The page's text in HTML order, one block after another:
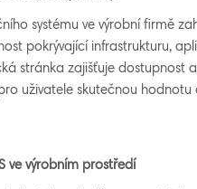
systému ve výrobní firmě
pokrývající infrastrukturu,
stránka zajišťuje dostupnost
uživatele skutečnou
ve výrobním prostředí